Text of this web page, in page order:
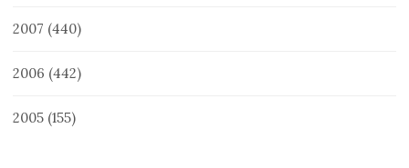
2007 (440)
2006 (442)
2005 (155)